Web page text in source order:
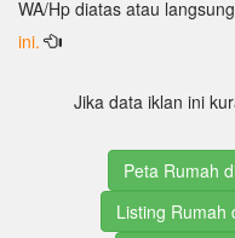
WA/Hp diatas atau
ini.
Jika data iklan ini
Peta Rumah
Listing Rumah